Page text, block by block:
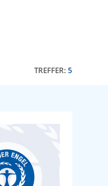
TREFFER: 5